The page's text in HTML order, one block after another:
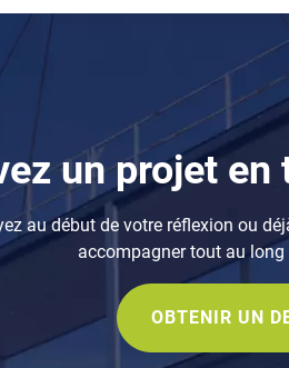
un projet en
au début de votre réflexion ou
accompagner tout au long
OBTENIR UN